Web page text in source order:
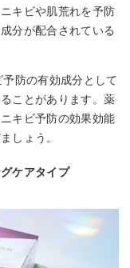
キビや肌荒れを予防
分が配合されている
防の有効成分として
ことがあります。薬
キビ予防の効果効能
しょう。
ケアタイプ